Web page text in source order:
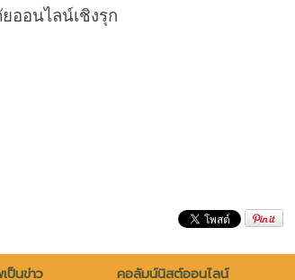
ออนไลน์เชิงรุก
ป็นข่าว คอลัมน์นิสต์ออนไลน์